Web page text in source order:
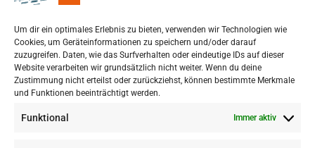
Um dir ein optimales Erlebnis zu bieten, verwenden wir Technologien wie
Cookies, um Geräteinformationen zu speichern und/oder darauf
zuzugreifen. Daten, wie das Surfverhalten oder eindeutige IDs auf dieser
Website verarbeiten wir grundsätzlich nicht weiter. Wenn du deine
Zustimmung nicht erteilst oder zurückziehst, können bestimmte Merkmale
und Funktionen beeinträchtigt werden.
Funktional Immer aktiv